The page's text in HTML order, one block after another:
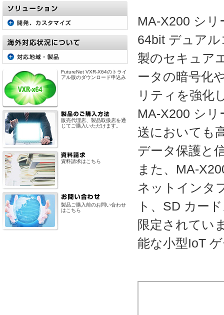
MA-X200 シ
64bit デュア
製のセキュア
ータの暗号化
リティを強化
MA-X200 シ
送においても
データ保護と
また、MA-
ネットインタ
ト、SD カー
限定されてい
能な小型IoT
FutureNet VXR-X64のトライ
アル版のダウンロード申込み
販売代理店、製品取扱店を通
じてご購入いただけます。
資料請求はこちら
製品ご購入前のお問い合わせ
はこちら